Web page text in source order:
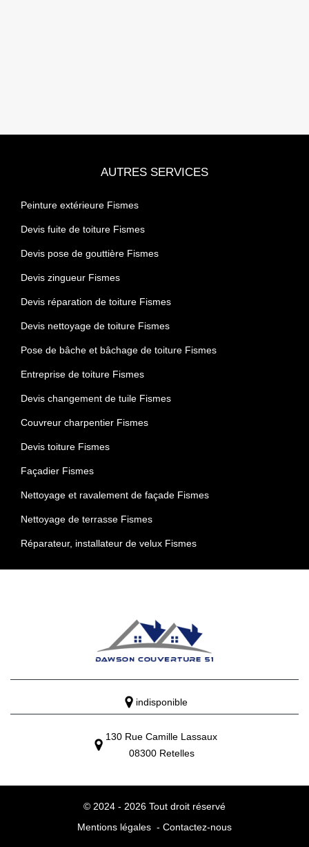
AUTRES SERVICES
Peinture extérieure Fismes
Devis fuite de toiture Fismes
Devis pose de gouttière Fismes
Devis zingueur Fismes
Devis réparation de toiture Fismes
Devis nettoyage de toiture Fismes
Pose de bâche et bâchage de toiture Fismes
Entreprise de toiture Fismes
Devis changement de tuile Fismes
Couvreur charpentier Fismes
Devis toiture Fismes
Façadier Fismes
Nettoyage et ravalement de façade Fismes
Nettoyage de terrasse Fismes
Réparateur, installateur de velux Fismes
indisponible
130 Rue Camille Lassaux
08300 Retelles
© 2024 - 2026 Tout droit réservé
Mentions légales - Contactez-nous